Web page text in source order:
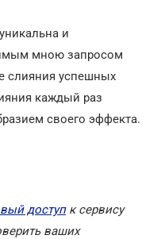
и
мною запросом
слияния успешных
каждый раз
своего эффекта.
доступк cервису
ваших